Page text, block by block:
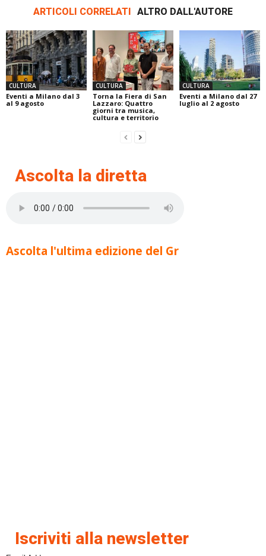
ARTICOLI CORRELATI ALTRO DALL'AUTORE
CULTURA
Eventi a Milano dal 3
al 9 agosto
CULTURA
Torna la Fiera di San
Lazzaro: Quattro
giorni tra musica,
cultura e territorio
CULTURA
Eventi a Milano dal 27
luglio al 2 agosto
Ascolta la diretta
Ascolta l'ultima edizione del Gr
Iscriviti alla newsletter